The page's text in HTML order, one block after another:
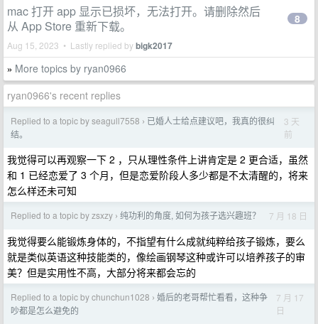
mac 打开 app 显示已损坏，无法打开。请删除然后
从 App Store 重新下载。
Aug 15, 2023 • Lastly replied bybigk2017
8
» More topics by ryan0966
ryan0966's recent replies
Replied to a topic by seagull7558 › 已婚人士给点建议吧，我真的很纠
结。
3 天
前
我觉得可以再观察一下 2 ，只从理性条件上讲肯定是 2 更合适，虽然
和 1 已经恋爱了 3 个月，但是恋爱阶段人多少都是不太清醒的，将来
怎么样还未可知
Replied to a topic by zsxzy › 纯功利的角度, 如何为孩子选兴趣班？ 7 月 18 日
我觉得要么能锻炼身体的，不指望有什么成就纯粹给孩子锻炼，要么
就是类似英语这种技能类的，像绘画钢琴这种或许可以培养孩子的审
美？但是实用性不高，大部分将来都会忘的
Replied to a topic by chunchun1028 › 婚后的老哥帮忙看看，这种争
吵都是怎么避免的
7 月 17
日